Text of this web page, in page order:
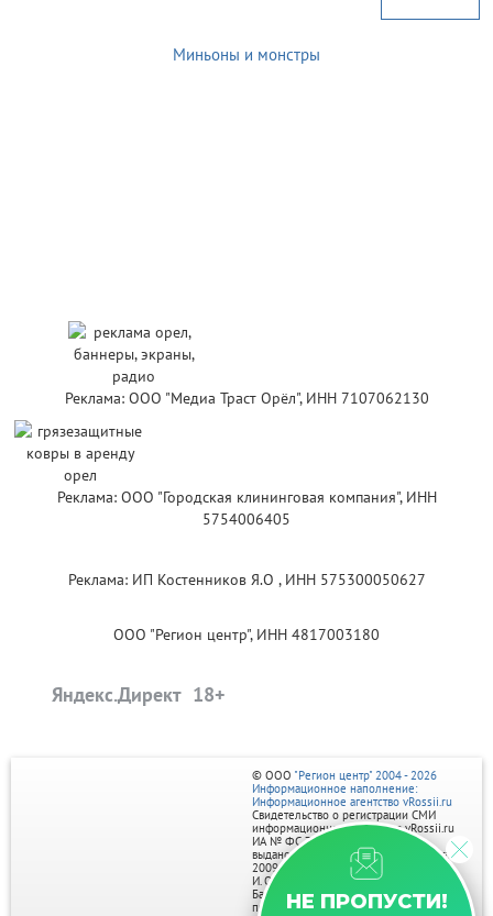
Миньоны и монстры
Реклама: ООО "Медиа Траст Орёл", ИНН 7107062130
Реклама: ООО "Городская клининговая компания", ИНН
5754006405
Реклама: ИП Костенников Я.О , ИНН 575300050627
ООО "Регион центр", ИНН 4817003180
Яндекс.Директ
НЕ ПРОПУСТИ!
© ООО "Регион центр" 2004 - 2026
Информационное наполнение:
Информационное агентство vRossii.ru
Свидетельство о регистрации СМИ
информационного агентства vRossii.ru
ИА № ФС 77‑35502
выдано РОСКОМНАДЗОРом 04 марта
2009г.
И. О. Главного редактора Нарыков А. Н.
Баннеры на портале размещаются на
правах рекламы.